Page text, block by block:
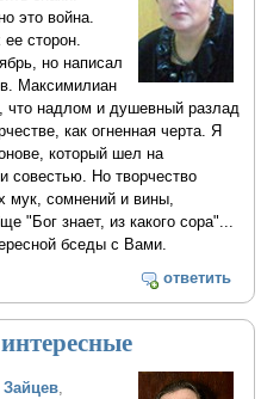
это война.
сторон.
но написал
Максимилиан
надлом и душевный разлад
как огненная черта. Я
который шел на
совестью. Но творчество
мук, сомнений и вины,
"Бог знает, из какого сора"...
бседы с Вами.
ответить